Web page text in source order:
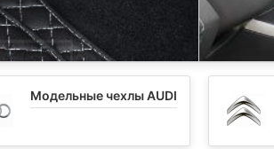
Модельные чехлы AUDI